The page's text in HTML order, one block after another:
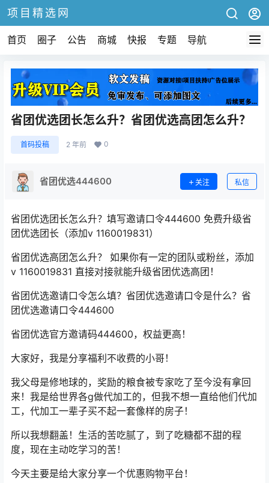
项目精选网
首页 圈子 公告 商城 快报 专题 导航
省团优选团长怎么升？省团优选高团怎么升？
首码投稿 2 年前 0
省团优选444600 关注 私信
省团优选团长怎么升？填写邀请口令444600 免费升级省
团优选团长（添加v 1160019831）
省团优选高团怎么升？ 如果你有一定的团队或粉丝，添加
v 1160019831 直接对接就能升级省团优选高团！
省团优选邀请口令怎么填？省团优选邀请口令是什么？省
团优选邀请口令444600
省团优选官方邀请码444600，权益更高！
大家好，我是分享福利不收费的小哥！
我父母是修地球的，奖励的粮食被专家吃了至今没有拿回
来！我是给世界各g做代加工的，但我不想一直给他们代加
工，代加工一辈子买不起一套像样的房子！
所以我想翻盖！生活的苦吃腻了，到了吃糖都不甜的程
度，现在主动吃学习的苦！
今天主要是给大家分享一个优惠购物平台！